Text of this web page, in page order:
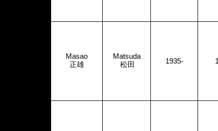
Masao
正雄
Matsuda
松田
1935-